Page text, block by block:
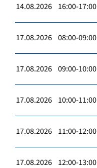
14.08.2026 16:00-17:00
17.08.2026 08:00-09:00
17.08.2026 09:00-10:00
17.08.2026 10:00-11:00
17.08.2026 11:00-12:00
17.08.2026 12:00-13:00